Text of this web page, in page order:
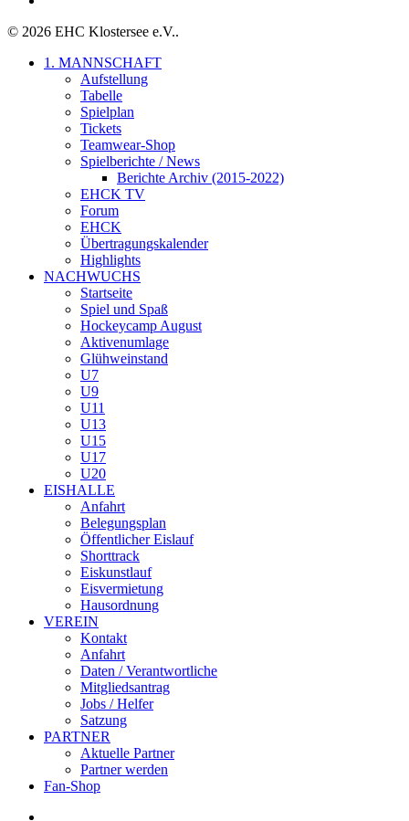
© 2026 EHC Klostersee e.V..
Close
1. MANNSCHAFT
Aufstellung
Tabelle
Spielplan
Tickets
Teamwear-Shop
Spielberichte / News
Berichte Archiv (2015-2022)
EHCK TV
Forum
EHCK
Übertragungskalender
Highlights
NACHWUCHS
Startseite
Spiel und Spaß
Hockeycamp August
Aktivenumlage
Glühweinstand
U7
U9
U11
U13
U15
U17
U20
EISHALLE
Anfahrt
Belegungsplan
Öffentlicher Eislauf
Shorttrack
Eiskunstlauf
Eisvermietung
Hausordnung
VEREIN
Kontakt
Anfahrt
Daten / Verantwortliche
Mitgliedsantrag
Jobs / Helfer
Satzung
PARTNER
Aktuelle Partner
Partner werden
Fan-Shop